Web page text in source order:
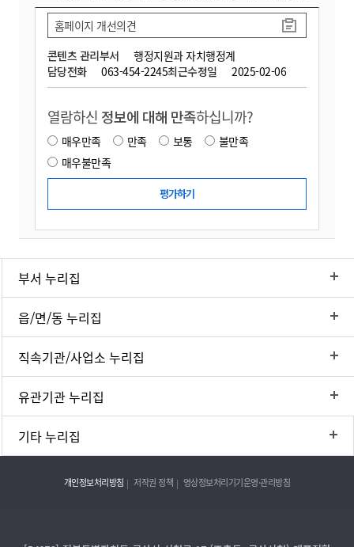
콘텐츠 관리부서
행정지원과 자치행정계
담당전화
063-454-2245최근수정일 2025-02-06
홈페이지 개선의견
열람하신 정보에 대해 만족하십니까?
매우만족 만족 보통
불만족
매우불만족
부서 누리집
읍/면/동 누리집
직속기관/사업소 누리집
유관기관 누리집
기타 누리집
개인정보처리방침 저작권 정책 영상정보처리기기운영·관리방침